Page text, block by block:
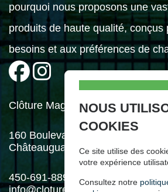
pourquoi nous proposons une
produits de haute qualité, conçus
besoins et aux préférences de
Clôture Mag Inc.
160 Boulevard Industriel,
Châteauguay (Québec) J6J 4Z2
450-691-8898
info@cloturemag.com
NOUS
COOKIES
Ce site utilise des
votre expérience
Consultez notre